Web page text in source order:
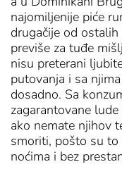
najomiljenije piće
drugačije od
previše za tuđe
nisu preterani
putovanja i sa
dosadno. Sa
zagarantovane
ako nemate njihov
smoriti, pošto su
noćima i bez